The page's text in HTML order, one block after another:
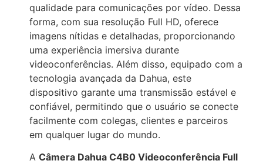
qualidade para comunicações por vídeo. Dessa
forma, com sua resolução Full HD, oferece
imagens nítidas e detalhadas, proporcionando
uma experiência imersiva durante
videoconferências. Além disso, equipado com a
tecnologia avançada da Dahua, este
dispositivo garante uma transmissão estável e
confiável, permitindo que o usuário se conecte
facilmente com colegas, clientes e parceiros
em qualquer lugar do mundo.
A Câmera Dahua C4B0 Videoconferência Full